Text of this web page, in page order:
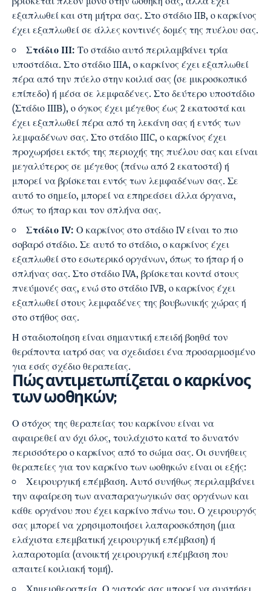
εξαπλωθεί και στη μήτρα σας. Στο στάδιο IIB, ο καρκίνος
έχει εξαπλωθεί σε άλλες κοντινές δομές της πυέλου σας.
Στάδιο III: Το στάδιο αυτό περιλαμβάνει τρία
υποστάδια. Στο στάδιο IIIA, ο καρκίνος έχει εξαπλωθεί
πέρα από την πύελο στην κοιλιά σας (σε μικροσκοπικό
επίπεδο) ή μέσα σε λεμφαδένες. Στο δεύτερο υποστάδιο
(Στάδιο ΙΙΙΒ), ο όγκος έχει μέγεθος έως 2 εκατοστά και
έχει εξαπλωθεί πέρα από τη λεκάνη σας ή εντός των
λεμφαδένων σας. Στο στάδιο IIIC, ο καρκίνος έχει
προχωρήσει εκτός της περιοχής της πυέλου σας και είναι
μεγαλύτερος σε μέγεθος (πάνω από 2 εκατοστά) ή
μπορεί να βρίσκεται εντός των λεμφαδένων σας. Σε
αυτό το σημείο, μπορεί να επηρεάσει άλλα όργανα,
όπως το ήπαρ και τον σπλήνα σας.
Στάδιο IV: Ο καρκίνος στο στάδιο IV είναι το πιο
σοβαρό στάδιο. Σε αυτό το στάδιο, ο καρκίνος έχει
εξαπλωθεί στο εσωτερικό οργάνων, όπως το ήπαρ ή ο
σπλήνας σας. Στο στάδιο IVA, βρίσκεται κοντά στους
πνεύμονές σας, ενώ στο στάδιο IVB, ο καρκίνος έχει
εξαπλωθεί στους λεμφαδένες της βουβωνικής χώρας ή
στο στήθος σας.
Η σταδιοποίηση είναι σημαντική επειδή βοηθά τον
θεράποντα ιατρό σας να σχεδιάσει ένα προσαρμοσμένο
για εσάς σχέδιο θεραπείας.
Πώς αντιμετωπίζεται ο καρκίνος
των ωοθηκών;
Ο στόχος της θεραπείας του καρκίνου είναι να
αφαιρεθεί αν όχι όλος, τουλάχιστο κατά το δυνατόν
περισσότερο ο καρκίνος από το σώμα σας. Οι συνήθεις
θεραπείες για τον καρκίνο των ωοθηκών είναι οι εξής:
Χειρουργική επέμβαση. Αυτό συνήθως περιλαμβάνει
την αφαίρεση των αναπαραγωγικών σας οργάνων και
κάθε οργάνου που έχει καρκίνο πάνω του. Ο χειρουργός
σας μπορεί να χρησιμοποιήσει λαπαροσκόπηση (μια
ελάχιστα επεμβατική χειρουργική επέμβαση) ή
λαπαροτομία (ανοικτή χειρουργική επέμβαση που
απαιτεί κοιλιακή τομή).